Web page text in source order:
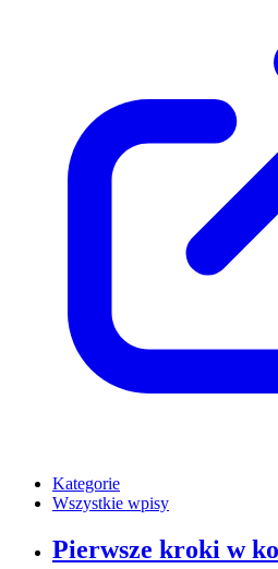
Kategorie
Wszystkie wpisy
Pierwsze kroki w